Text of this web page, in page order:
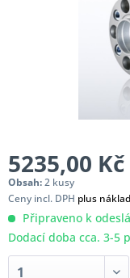
5235,00
Obsah:2 kusy
Ceny incl. DPH plus
Připraveno k
Dodací doba cca. 3-5